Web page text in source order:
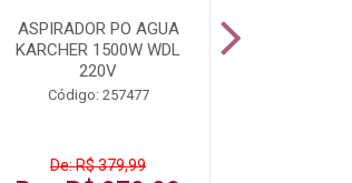
ASPIRADOR PO AGUA
KARCHER 1500W WDL
220V
Código: 257477
De: R$ 379,99